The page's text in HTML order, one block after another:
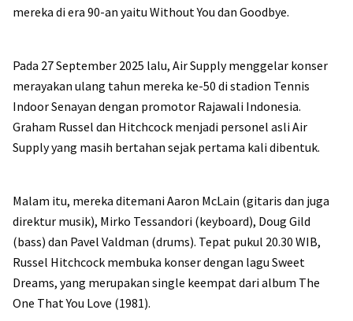
mereka di era 90-an yaitu Without You dan Goodbye.
Pada 27 September 2025 lalu, Air Supply menggelar konser
merayakan ulang tahun mereka ke-50 di stadion Tennis
Indoor Senayan dengan promotor Rajawali Indonesia.
Graham Russel dan Hitchcock menjadi personel asli Air
Supply yang masih bertahan sejak pertama kali dibentuk.
Malam itu, mereka ditemani Aaron McLain (gitaris dan juga
direktur musik), Mirko Tessandori (keyboard), Doug Gild
(bass) dan Pavel Valdman (drums). Tepat pukul 20.30 WIB,
Russel Hitchcock membuka konser dengan lagu Sweet
Dreams, yang merupakan single keempat dari album The
One That You Love (1981).